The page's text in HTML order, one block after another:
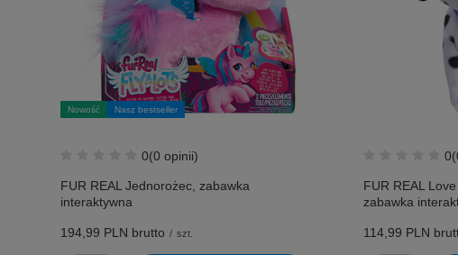
Nowość Nasz bestseller
0(0 opinii)
FUR REAL Jednorożec, zabawka
interaktywna
194,99 PLN brutto / szt.
0
FUR REAL
zabawka
114,99 PLN